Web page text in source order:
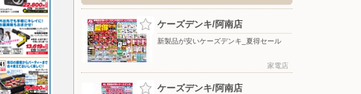
ケーズデンキ/阿南店
新製品が安いケーズデンキ_夏得セール
家電店
ケーズデンキ/阿南店